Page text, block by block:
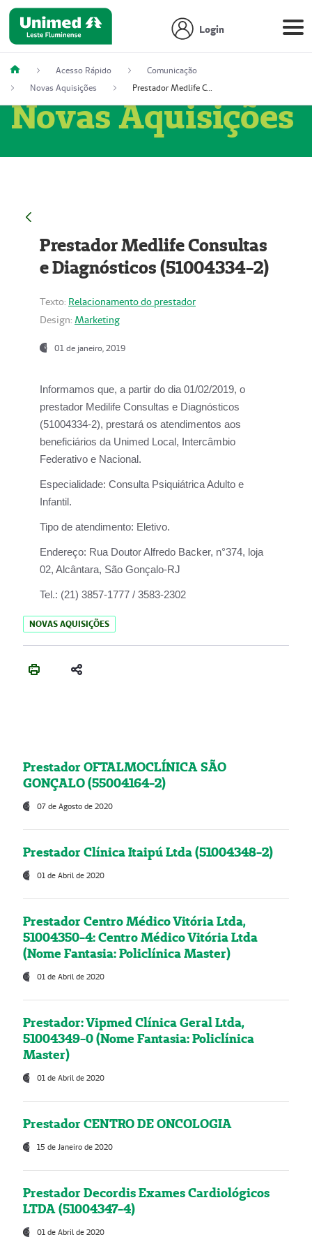
Login
Acesso Rápido
Comunicação
Novas Aquisições
Prestador Medlife Consultas e Diagnósticos (51004334-2)
Novas Aquisições
Prestador Medlife Consultas
e Diagnósticos (51004334-2)
Texto: Relacionamento do prestador
Design: Marketing
01 de janeiro, 2019
Informamos que, a partir do dia 01/02/2019, o
prestador Medilife Consultas e Diagnósticos
(51004334-2), prestará os atendimentos aos
beneficiários da Unimed Local, Intercâmbio
Federativo e Nacional.
Especialidade: Consulta Psiquiátrica Adulto e
Infantil.
Tipo de atendimento: Eletivo.
Endereço: Rua Doutor Alfredo Backer, n°374, loja
02, Alcântara, São Gonçalo-RJ
Tel.: (21) 3857-1777 / 3583-2302
NOVAS AQUISIÇÕES
Prestador OFTALMOCLÍNICA SÃO
GONÇALO (55004164-2)
07 de Agosto de 2020
Prestador Clínica Itaipú Ltda (51004348-2)
01 de Abril de 2020
Prestador Centro Médico Vitória Ltda,
51004350-4: Centro Médico Vitória Ltda
(Nome Fantasia: Policlínica Master)
01 de Abril de 2020
Prestador: Vipmed Clínica Geral Ltda,
51004349-0 (Nome Fantasia: Policlínica
Master)
01 de Abril de 2020
Prestador CENTRO DE ONCOLOGIA
15 de Janeiro de 2020
Prestador Decordis Exames Cardiológicos
LTDA (51004347-4)
01 de Abril de 2020